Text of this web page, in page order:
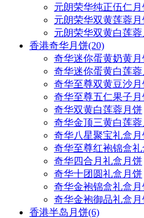
元朗荣华纯正伍仁月
元朗荣华双黄莲蓉月
元朗荣华双黄白莲
香港奇华月饼(20)
奇华迷你蛋黄奶黄月
奇华迷你蛋黄白莲蓉
奇华至尊双黄豆沙月
奇华至尊五仁果子月
奇华双黄白莲蓉月饼
奇华金顶三黄白莲
奇华八星聚宝礼盒月
奇华至尊红袍锦盒
奇华四合月礼盒月饼
奇华十团圆礼盒月饼
奇华金袍锦盒礼盒月
奇华金袍御品礼盒月
香港半岛月饼(6)